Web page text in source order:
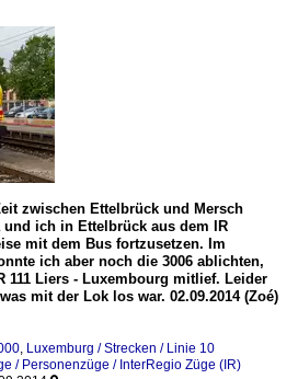
zwischen Ettelbrück und Mersch
ich in Ettelbrück aus dem IR
mit dem Bus fortzusetzen. Im
ich aber noch die 3006 ablichten,
111 Liers - Luxembourg mitlief. Leider
mit der Lok los war. 02.09.2014 (Zoé)
, Luxemburg / Strecken / Linie 10
/ Personenzüge / InterRegio Züge (IR)